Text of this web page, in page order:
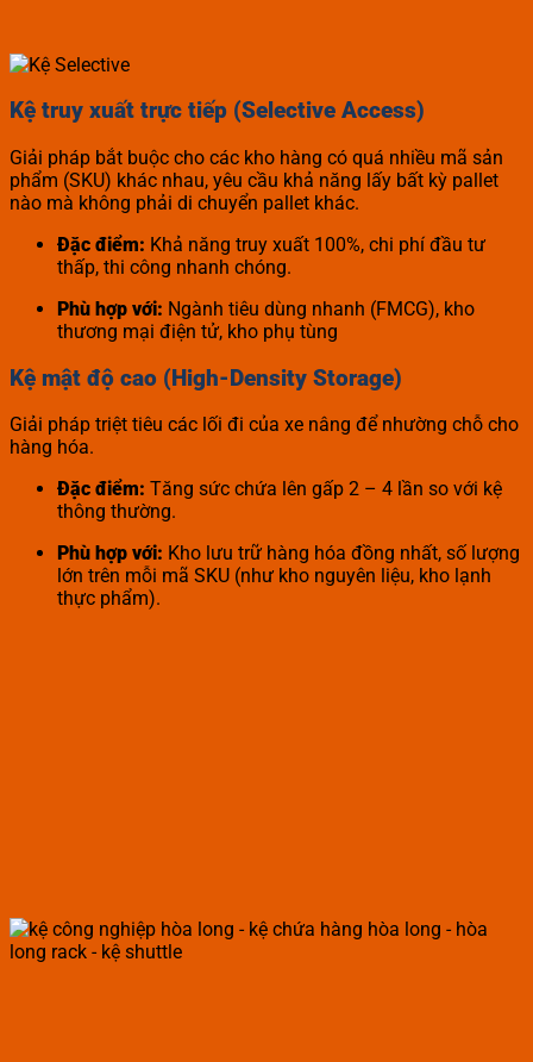
Kệ truy xuất trực tiếp (Selective Access)
Giải pháp bắt buộc cho các kho hàng có quá nhiều mã sản
phẩm (SKU) khác nhau, yêu cầu khả năng lấy bất kỳ pallet
nào mà không phải di chuyển pallet khác.
Đặc điểm: Khả năng truy xuất 100%, chi phí đầu tư
thấp, thi công nhanh chóng.
Phù hợp với: Ngành tiêu dùng nhanh (FMCG), kho
thương mại điện tử, kho phụ tùng
Kệ mật độ cao (High-Density Storage)
Giải pháp triệt tiêu các lối đi của xe nâng để nhường chỗ cho
hàng hóa.
Đặc điểm: Tăng sức chứa lên gấp 2 – 4 lần so với kệ
thông thường.
Phù hợp với: Kho lưu trữ hàng hóa đồng nhất, số lượng
lớn trên mỗi mã SKU (như kho nguyên liệu, kho lạnh
thực phẩm).